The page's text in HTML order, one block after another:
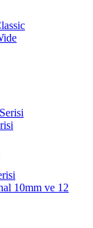
10mm ve 12